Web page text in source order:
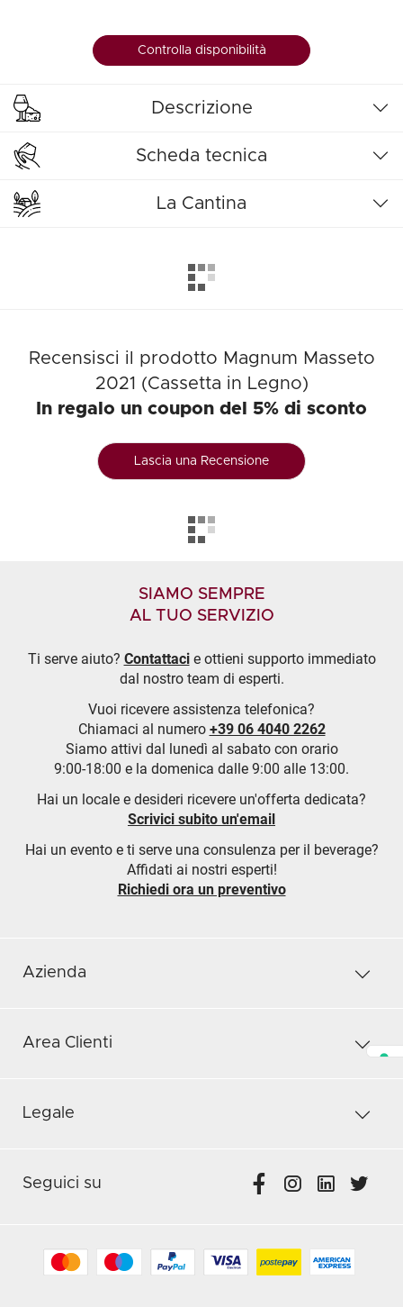
Controlla disponibilità
Descrizione
Scheda tecnica
La Cantina
Recensisci il prodotto Magnum Masseto
2021 (Cassetta in Legno)
In regalo un coupon del 5% di sconto
Lascia una Recensione
SIAMO SEMPRE
AL TUO SERVIZIO
Ti serve aiuto? Contattacie ottieni supporto immediato
dal nostro team di esperti.
Vuoi ricevere assistenza telefonica?
Chiamaci al numero +39 06 4040 2262
Siamo attivi dal lunedì al sabato con orario
9:00-18:00 e la domenica dalle 9:00 alle 13:00.
Hai un locale e desideri ricevere un'offerta dedicata?
Scrivici subito un'email
Hai un evento e ti serve una consulenza per il beverage?
Affidati ai nostri esperti!
Richiedi ora un preventivo
Azienda
Area Clienti
Legale
Seguici su